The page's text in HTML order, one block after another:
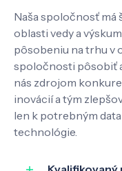
Naša spoločnosť
oblasti vedy a
pôsobeniu na trhu v
spoločnosti pôsobiť
nás zdrojom
inovácií a tým
len k potrebným
technológie.